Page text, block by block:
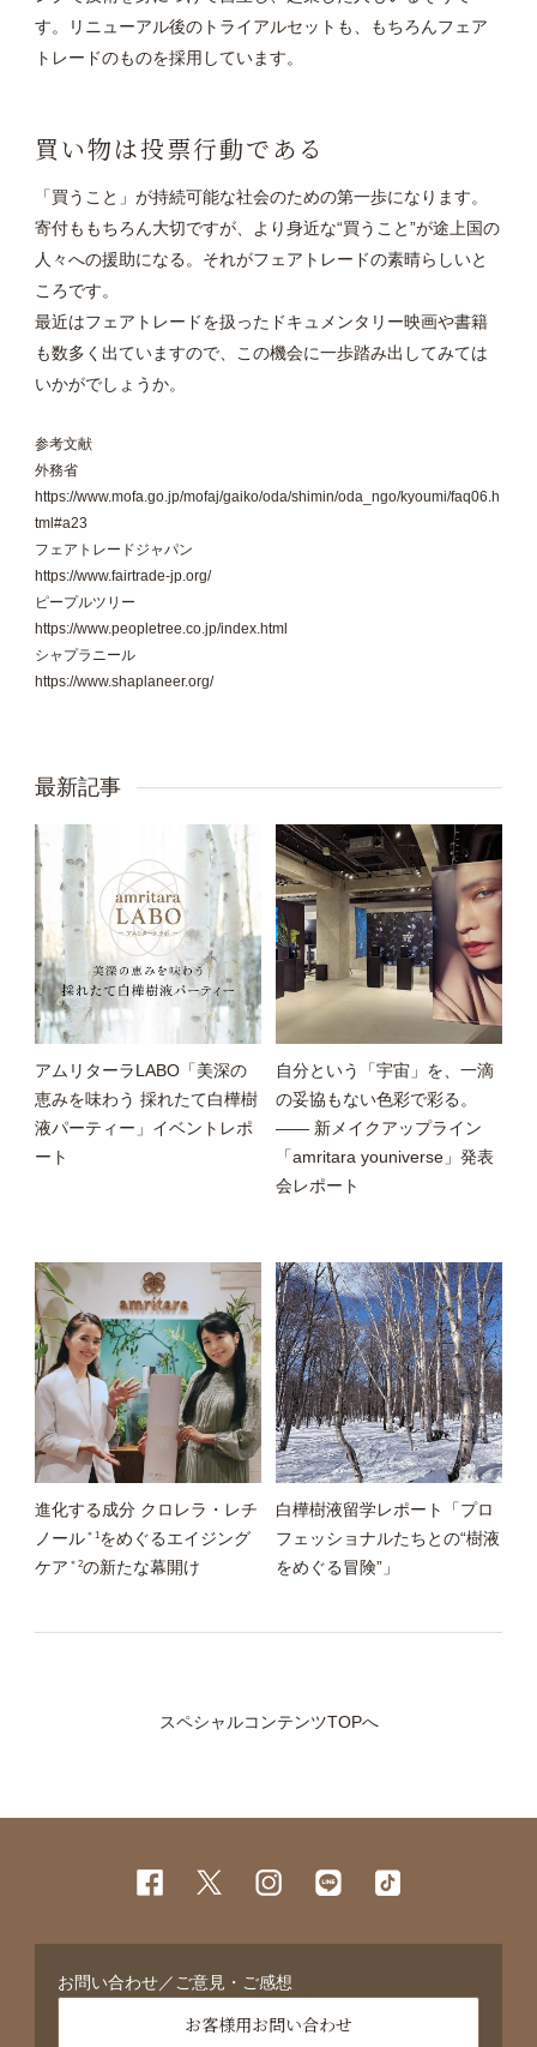
す。リニューアル後のトライアルセットも、もちろんフェア
トレードのものを採用しています。
買い物は投票行動である
「買うこと」が持続可能な社会のための第一歩になります。
寄付ももちろん大切ですが、より身近な“買うこと”が途上国の
人々への援助になる。それがフェアトレードの素晴らしいと
ころです。
最近はフェアトレードを扱ったドキュメンタリー映画や書籍
も数多く出ていますので、この機会に一歩踏み出してみては
いかがでしょうか。
参考文献
外務省
https://www.mofa.go.jp/mofaj/gaiko/oda/shimin/oda_ngo/kyoumi/faq06.h
tml#a23
フェアトレードジャパン
https://www.fairtrade-jp.org/
ピープルツリー
https://www.peopletree.co.jp/index.html
シャプラニール
https://www.shaplaneer.org/
最新記事
アムリターラLABO「美深の
恵みを味わう 採れたて白樺樹
液パーティー」イベントレポ
ート
自分という「宇宙」を、一滴
の妥協もない色彩で彩る。
—— 新メイクアップライン
「amritara youniverse」発表
会レポート
進化する成分 クロレラ・レチ
ノール ＊1をめぐるエイジング
ケア ＊2の新たな幕開け
白樺樹液留学レポート「プロ
フェッショナルたちとの“樹液
をめぐる冒険”」
スペシャルコンテンツTOPへ
お問い合わせ／ご意見・ご感想
お客様用お問い合わせ